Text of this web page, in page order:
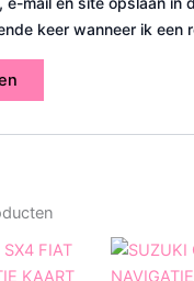
keer wanneer ik een